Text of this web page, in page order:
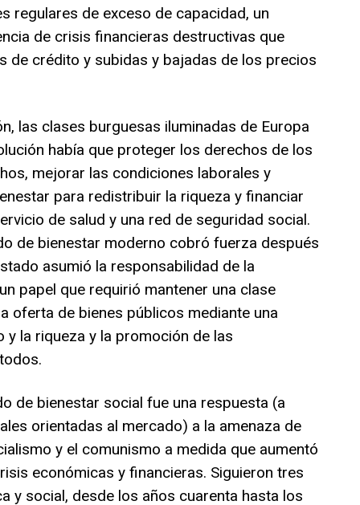
regulares de exceso de capacidad, un
de crisis financieras destructivas que
de crédito y subidas y bajadas de los precios
las clases burguesas iluminadas de Europa
había que proteger los derechos de los
mejorar las condiciones laborales y
para redistribuir la riqueza y financiar
de salud y una red de seguridad social.
de bienestar moderno cobró fuerza después
asumió la responsabilidad de la
papel que requirió mantener una clase
oferta de bienes públicos mediante una
la riqueza y la promoción de las
de bienestar social fue una respuesta (a
orientadas al mercado) a la amenaza de
y el comunismo a medida que aumentó
económicas y financieras. Siguieron tres
y social, desde los años cuarenta hasta los